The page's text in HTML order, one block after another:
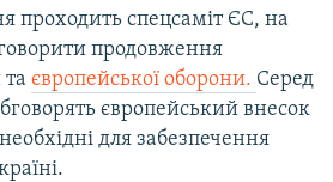
проходить спецсаміт ЄС, на
продовження
європейської оборони. Серед
європейський внесок
для забезпечення